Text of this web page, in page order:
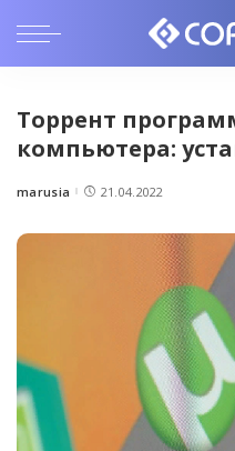
Торрент
компьютера:
Posted
marusia 21.04.2022